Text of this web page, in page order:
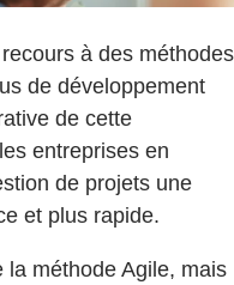
à des méthodes
de développement
de cette
entreprises en
de projets une
et plus rapide.
la méthode Agile, mais